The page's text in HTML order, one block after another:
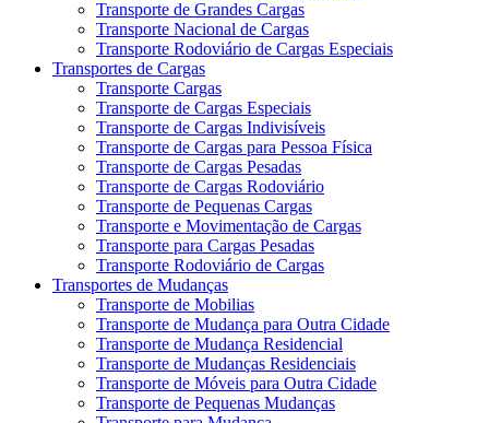
Transporte de Grandes Cargas
Transporte Nacional de Cargas
Transporte Rodoviário de Cargas Especiais
Transportes de Cargas
Transporte Cargas
Transporte de Cargas Especiais
Transporte de Cargas Indivisíveis
Transporte de Cargas para Pessoa Física
Transporte de Cargas Pesadas
Transporte de Cargas Rodoviário
Transporte de Pequenas Cargas
Transporte e Movimentação de Cargas
Transporte para Cargas Pesadas
Transporte Rodoviário de Cargas
Transportes de Mudanças
Transporte de Mobilias
Transporte de Mudança para Outra Cidade
Transporte de Mudança Residencial
Transporte de Mudanças Residenciais
Transporte de Móveis para Outra Cidade
Transporte de Pequenas Mudanças